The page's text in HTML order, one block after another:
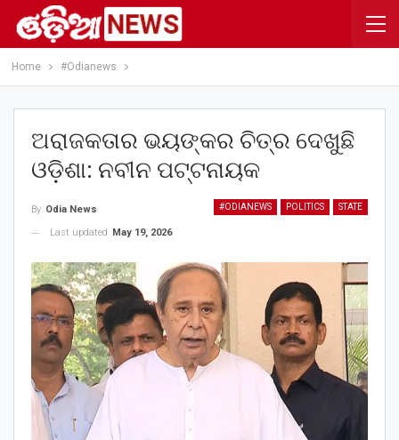
Home #Odianews
ଅରାଜକତାର ଭୟଙ୍କର ଚିତ୍ର ଦେଖୁଛି
ଓଡ଼ିଶା: ନବୀନ ପଟ୍ଟନାୟକ
#ODIANEWS POLITICS STATE
By Odia News
Last updated
May 19, 2026